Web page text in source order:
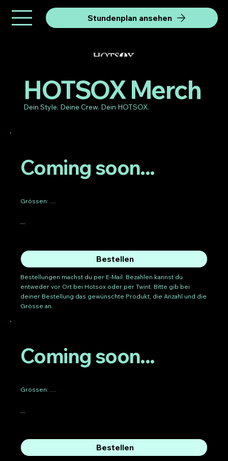
Stundenplan ansehen
HOTSOX Merch
Dein Style. Deine Crew. Dein HOTSOX.
Coming soon...
Grössen: ....
...
Bestellen
Bestellungen machst du per E-Mail. Bezahlen kannst du
entweder vor Ort bei Hotsox oder per Twint. Bitte gib bei
deiner Bestellung das gewünschte Produkt, die Anzahl und die
Grösse an.
Coming soon...
Grössen: ....
...
Bestellen